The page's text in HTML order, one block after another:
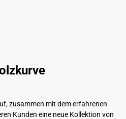
zusammen mit dem erfahrenen
Kunden eine neue Kollektion von